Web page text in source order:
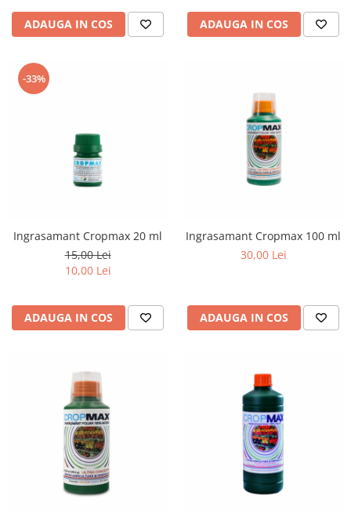
ADAUGA IN COS ADAUGA IN COS
-33%
Ingrasamant Cropmax 20 ml
15,00 Lei
10,00 Lei
ADAUGA IN COS
Ingrasamant Cropmax 100 ml
30,00 Lei
ADAUGA IN COS